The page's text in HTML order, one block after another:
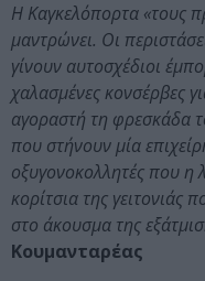
Η Καγκελόπορτα «τους
μαντρώνει. Οι
γίνουν αυτοσχέδιοι
χαλασμένες κονσέρβες
αγοραστή τη φρεσκάδα
που στήνουν μία
οξυγονοκολλητές που η
κορίτσια της γειτονιάς
στο άκουσμα της
Κουμανταρέας